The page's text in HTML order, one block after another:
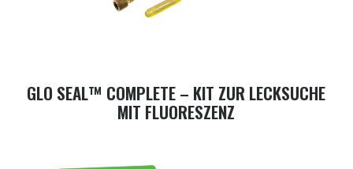
GLO SEAL™ COMPLETE – KIT ZUR LECKSUCHE
MIT FLUORESZENZ